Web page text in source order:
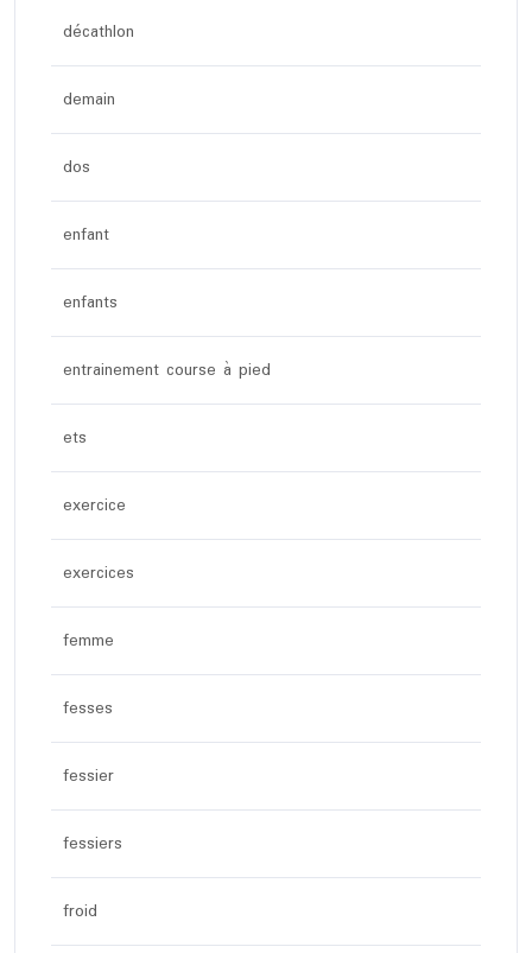
décathlon
demain
dos
enfant
enfants
entrainement course à pied
ets
exercice
exercices
femme
fesses
fessier
fessiers
froid